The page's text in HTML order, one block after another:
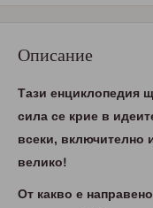
Описание
Тази енциклопедия
сила се крие в
всеки, включително
велико!
От какво е